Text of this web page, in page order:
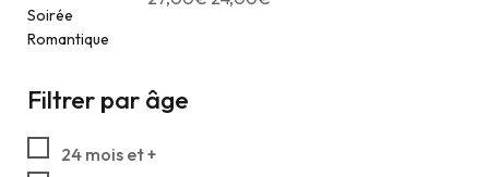
Filtrer par âge
24 mois et +